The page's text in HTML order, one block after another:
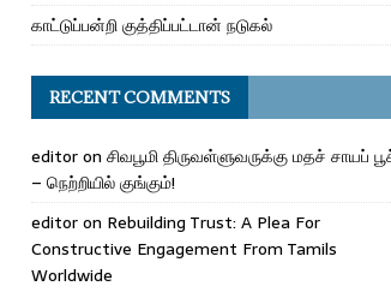
காட்டுப்பன்றி குத்திப்பட்டான் நடுகல்
RECENT COMMENTS
editoron சிவபூமி திருவள்ளுவருக்கு மதச் சாயப்
– நெற்றியில் குங்கும்!
editoron Rebuilding Trust: A Plea For
Constructive Engagement From Tamils
Worldwide